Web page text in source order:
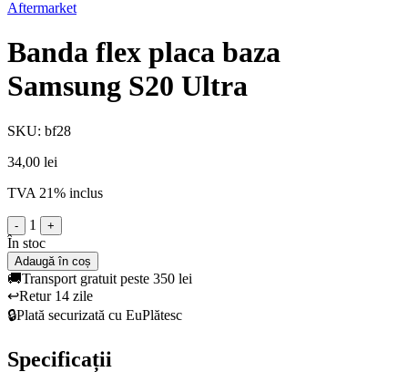
Aftermarket
Banda flex placa baza
Samsung S20 Ultra
SKU: bf28
34,00 lei
TVA 21% inclus
- 1 +
În stoc
Adaugă în coș
🚚Transport gratuit peste 350 lei
↩️Retur 14 zile
🔒Plată securizată cu EuPlătesc
Specificații